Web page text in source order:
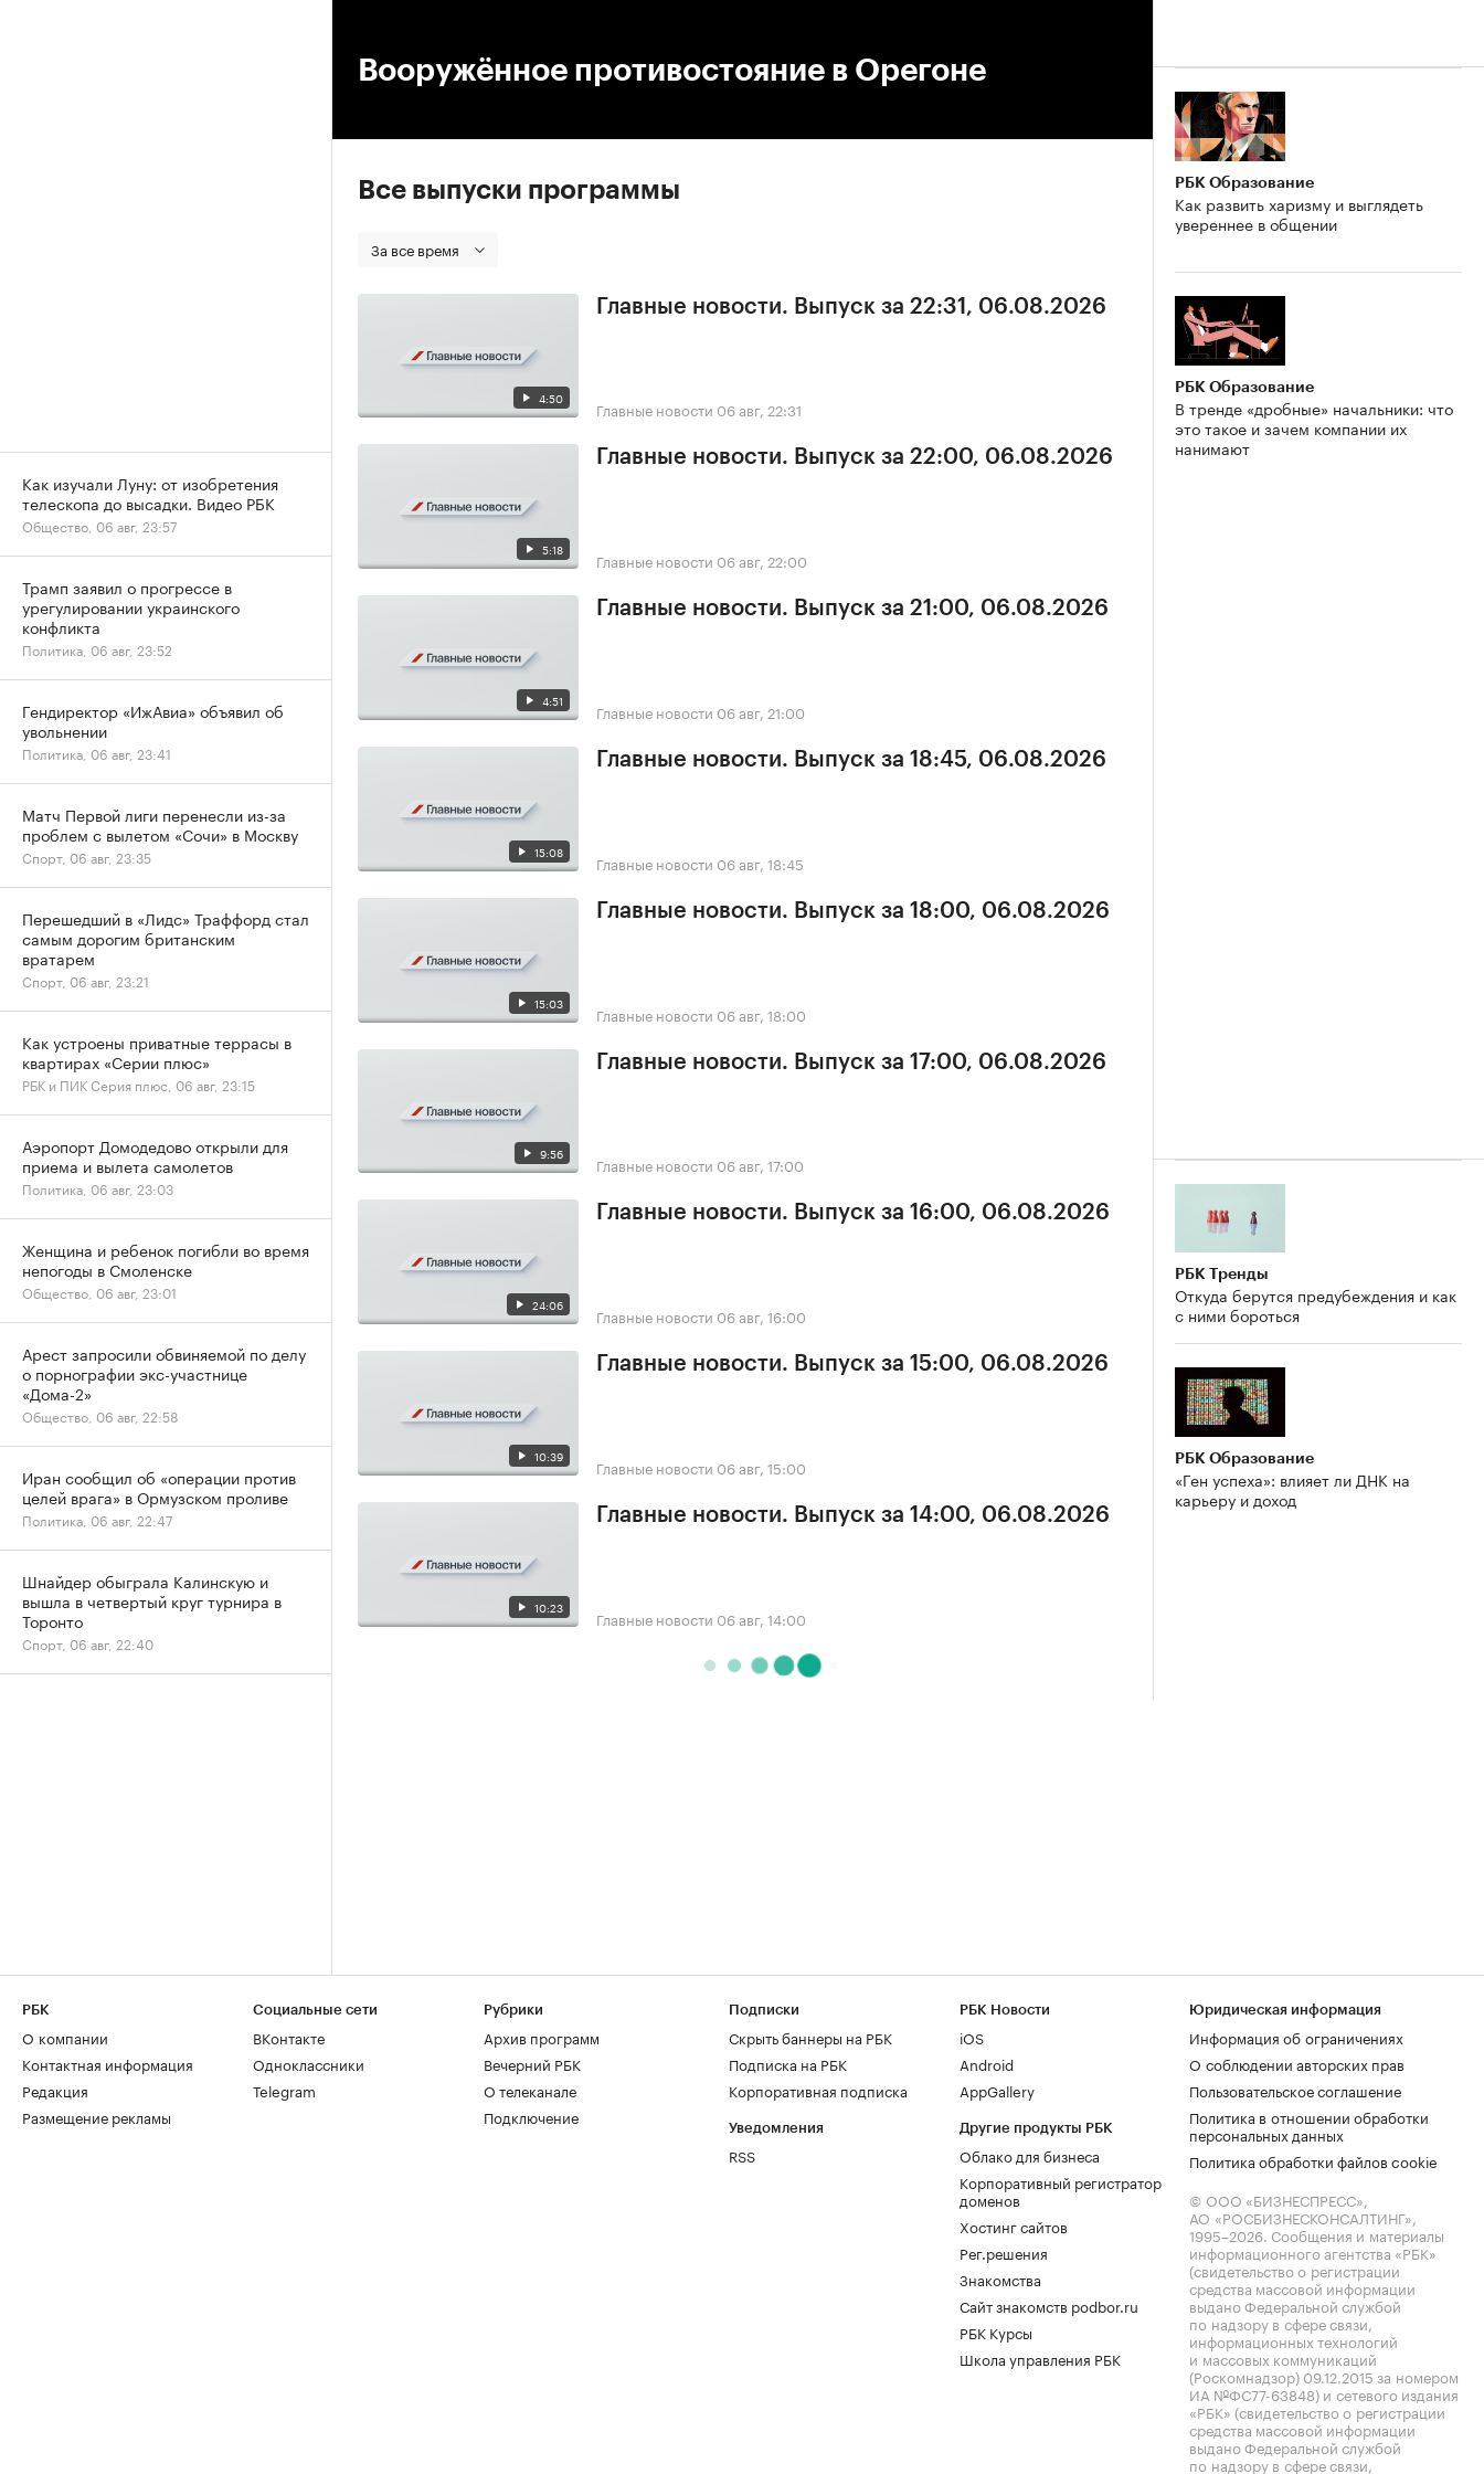
Вооружённое противостояние в Орегоне
Все выпуски программы
За все время
4:50
Главные новости. Выпуск за 22:31, 06.08.2026
Главные новости 06 авг, 22:31
5:18
Главные новости. Выпуск за 22:00, 06.08.2026
Главные новости 06 авг, 22:00
4:51
Главные новости. Выпуск за 21:00, 06.08.2026
Главные новости 06 авг, 21:00
15:08
Главные новости. Выпуск за 18:45, 06.08.2026
Главные новости 06 авг, 18:45
15:03
Главные новости. Выпуск за 18:00, 06.08.2026
Главные новости 06 авг, 18:00
9:56
Главные новости. Выпуск за 17:00, 06.08.2026
Главные новости 06 авг, 17:00
24:06
Главные новости. Выпуск за 16:00, 06.08.2026
Главные новости 06 авг, 16:00
10:39
Главные новости. Выпуск за 15:00, 06.08.2026
Главные новости 06 авг, 15:00
10:23
Главные новости. Выпуск за 14:00, 06.08.2026
Главные новости 06 авг, 14:00
РБК Образование
Как развить харизму и выглядеть
увереннее в общении
РБК Образование
В тренде «дробные» начальники: что
это такое и зачем компании их
нанимают
РБК Тренды
Откуда берутся предубеждения и как
с ними бороться
РБК Образование
«Ген успеха»: влияет ли ДНК на
карьеру и доход
Как изучали Луну: от изобретения
телескопа до высадки. Видео РБК
Общество, 06 авг, 23:57
Трамп заявил о прогрессе в
урегулировании украинского
конфликта
Политика, 06 авг, 23:52
Гендиректор «ИжАвиа» объявил об
увольнении
Политика, 06 авг, 23:41
Матч Первой лиги перенесли из-за
проблем с вылетом «Сочи» в Москву
Спорт, 06 авг, 23:35
Перешедший в «Лидс» Траффорд стал
самым дорогим британским
вратарем
Спорт, 06 авг, 23:21
Как устроены приватные террасы в
квартирах «Серии плюс»
РБК и ПИК Серия плюс, 06 авг, 23:15
Аэропорт Домодедово открыли для
приема и вылета самолетов
Политика, 06 авг, 23:03
Женщина и ребенок погибли во время
непогоды в Смоленске
Общество, 06 авг, 23:01
Арест запросили обвиняемой по делу
о порнографии экс-участнице
«Дома-2»
Общество, 06 авг, 22:58
Иран сообщил об «операции против
целей врага» в Ормузском проливе
Политика, 06 авг, 22:47
Шнайдер обыграла Калинскую и
вышла в четвертый круг турнира в
Торонто
Спорт, 06 авг, 22:40
РБК
О компании
Контактная информация
Редакция
Размещение рекламы
Социальные сети
ВКонтакте
Одноклассники
Telegram
Рубрики
Архив программ
Вечерний РБК
О телеканале
Подключение
Подписки
Скрыть баннеры на РБК
Подписка на РБК
Корпоративная подписка
Уведомления
RSS
РБК Новости
iOS
Android
AppGallery
Другие продукты РБК
Облако для бизнеса
Корпоративный регистратор
доменов
Хостинг сайтов
Рег.решения
Знакомства
Сайт знакомств podbor.ru
РБК Курсы
Школа управления РБК
Юридическая информация
Информация об ограничениях
О соблюдении авторских прав
Пользовательское соглашение
Политика в отношении обработки
персональных данных
Политика обработки файлов cookie
© ООО «БИЗНЕСПРЕСС»,
АО «РОСБИЗНЕСКОНСАЛТИНГ»,
1995–2026. Сообщения и материалы
информационного агентства «РБК»
(свидетельство о регистрации
средства массовой информации
выдано Федеральной службой
по надзору в сфере связи,
информационных технологий
и массовых коммуникаций
(Роскомнадзор) 09.12.2015 за номером
ИА №ФС77-63848) и сетевого издания
«РБК» (свидетельство о регистрации
средства массовой информации
выдано Федеральной службой
по надзору в сфере связи,